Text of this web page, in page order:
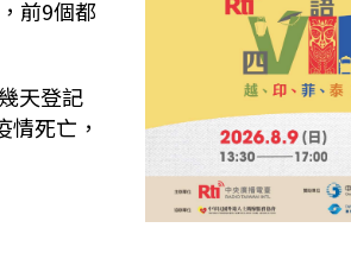
前9個都
天登記
死亡，